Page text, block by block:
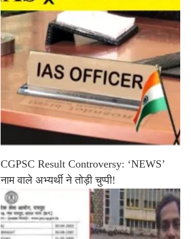
CGPSC Result Controversy: ‘NEWS’
नाम वाले अभ्यर्थी ने तोड़ी चुप्पी!